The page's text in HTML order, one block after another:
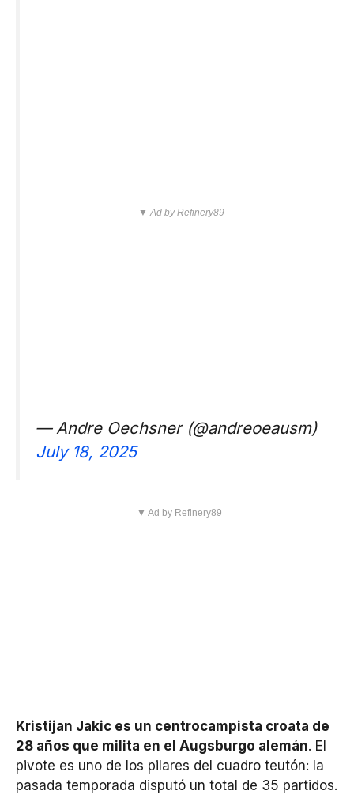
▼ Ad by Refinery89
— Andre Oechsner (@andreoeausm)
July 18, 2025
▼ Ad by Refinery89
Kristijan Jakic es un centrocampista croata de
28 años que milita en el Augsburgo alemán. El
pivote es uno de los pilares del cuadro teutón: la
pasada temporada disputó un total de 35 partidos.